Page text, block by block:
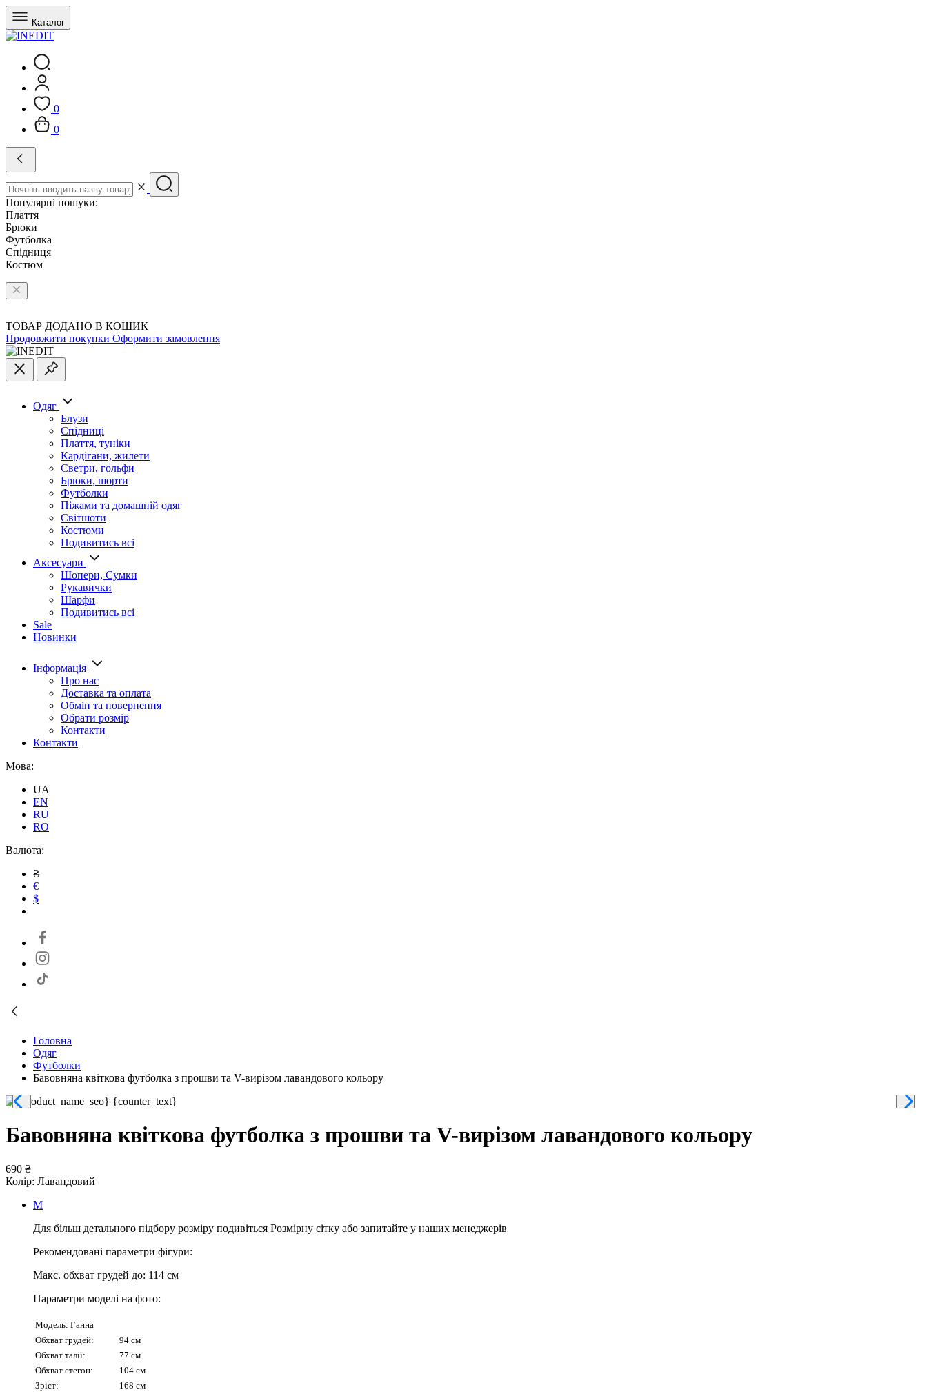
Каталог
0
0
Популярні пошуки:
Плаття
Брюки
Футболка
Спідниця
Костюм
ТОВАР ДОДАНО В КОШИК
Продовжити покупки Оформити замовлення
Одяг
Блузи
Спідниці
Плаття, туніки
Кардігани, жилети
Светри, гольфи
Брюки, шорти
Футболки
Піжами та домашній одяг
Світшоти
Костюми
Подивитись всі
Аксесуари
Шопери, Сумки
Рукавички
Шарфи
Подивитись всі
Sale
Новинки
Інформація
Про нас
Доставка та оплата
Обмін та повернення
Обрати розмір
Контакти
Контакти
Мова:
UA
EN
RU
RO
Валюта:
₴
€
$
Головна
Одяг
Футболки
Бавовняна квіткова футболка з прошви та V-вирізом лавандового кольору
Бавовняна квіткова футболка з прошви та V-вирізом лавандового кольору
690 ₴
Колір: Лавандовий
M
Для більш детального підбору розміру подивіться Розмірну сітку або запитайте у наших менеджерів
Рекомендовані параметри фігури:
Макс. обхват грудей до: 114 см
Параметри моделі на фото:
Модель: Ганна
Обхват грудей:
94 см
Обхват талії:
77 см
Обхват стегон:
104 см
Зріст:
168 см